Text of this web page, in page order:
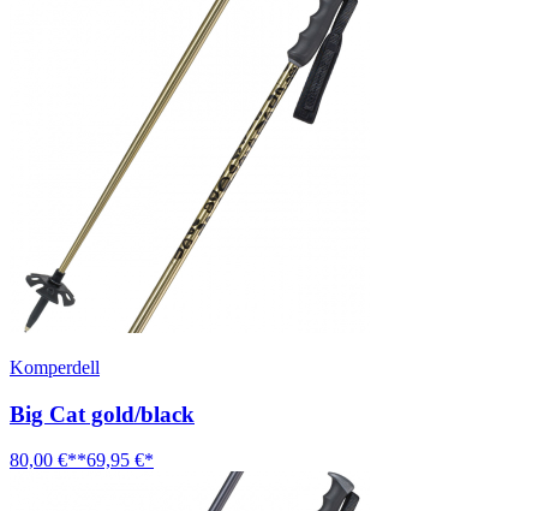
Komperdell
Big Cat gold/black
80,00 €**69,95 €*